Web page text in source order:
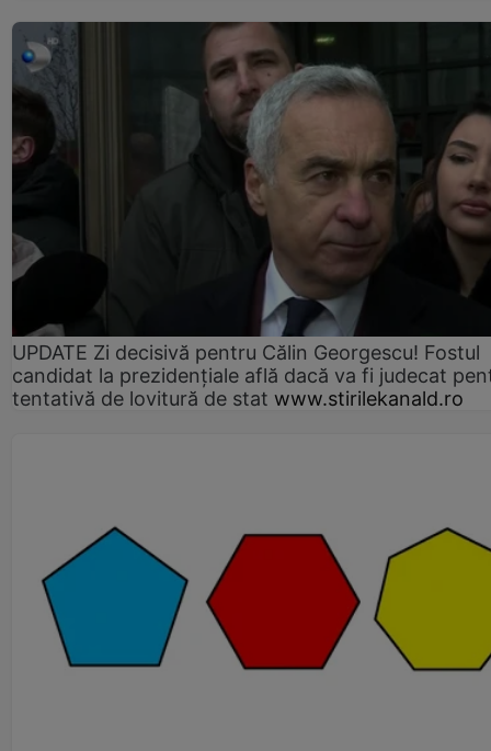
UPDATE Zi decisivă pentru Călin Georgescu! Fostul
candidat la prezidențiale află dacă va fi judecat
tentativă de lovitură de stat www.stirilekanald.ro